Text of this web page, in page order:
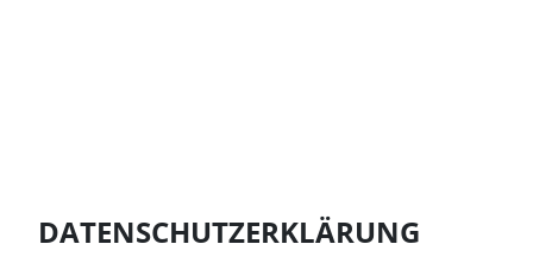
DATENSCHUTZERKLÄRUNG